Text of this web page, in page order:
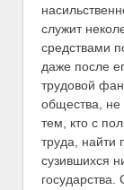
служит
средствами
даже после
трудовой
общества, не
тем, кто с
труда, найти
сузившихся